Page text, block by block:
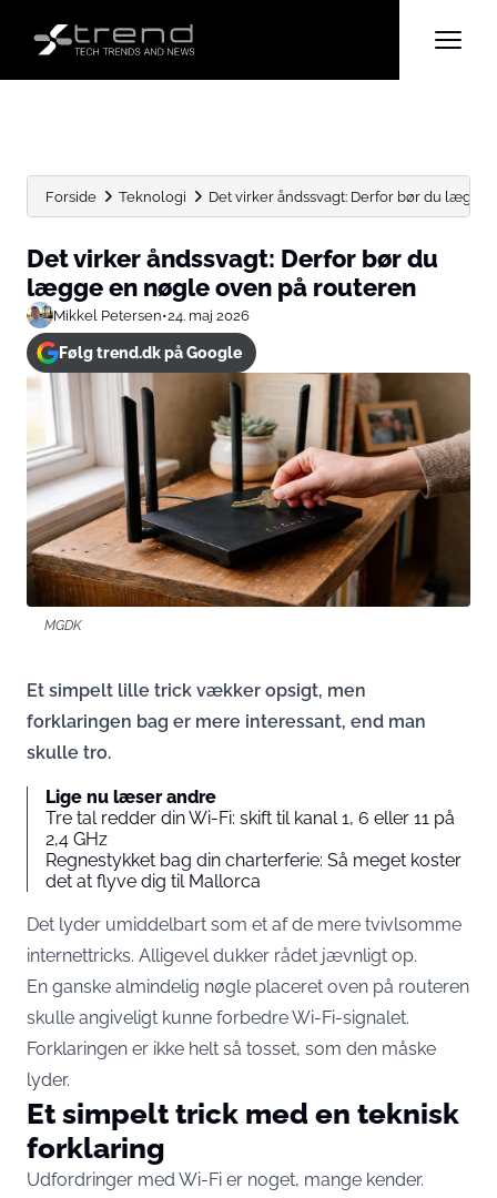
Forside Teknologi Det virker åndssvagt: Derfor bør du lægge
Det virker åndssvagt: Derfor bør du
lægge en nøgle oven på routeren
Mikkel Petersen•24. maj 2026
Følg trend.dk på Google
MGDK
Et simpelt lille trick vækker opsigt, men
forklaringen bag er mere interessant, end man
skulle tro.
Lige nu læser andre
Tre tal redder din Wi-Fi: skift til kanal 1, 6 eller 11 på
2,4 GHz
Regnestykket bag din charterferie: Så meget koster
det at flyve dig til Mallorca
Det lyder umiddelbart som et af de mere tvivlsomme
internettricks. Alligevel dukker rådet jævnligt op.
En ganske almindelig nøgle placeret oven på routeren
skulle angiveligt kunne forbedre Wi-Fi-signalet.
Forklaringen er ikke helt så tosset, som den måske
lyder.
Et simpelt trick med en teknisk
forklaring
Udfordringer med Wi-Fi er noget, mange kender.